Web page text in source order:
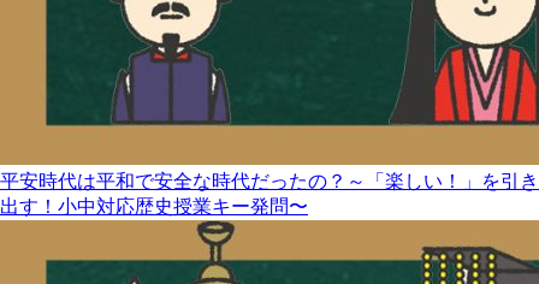
平安時代は平和で安全な時代だったの？～「楽しい！」を引き
出す！小中対応歴史授業キー発問〜